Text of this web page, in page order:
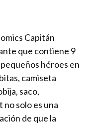
Capitán
que contiene 9
héroes en
camiseta
saco,
solo es una
de que la